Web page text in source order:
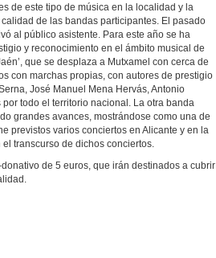
de este tipo de música en la localidad y la
de las bandas participantes. El pasado
al público asistente. Para este año se ha
y reconocimiento en el ámbito musical de
que se desplaza a Mutxamel con cerca de
con marchas propias, con autores de prestigio
José Manuel Mena Hervás, Antonio
todo el territorio nacional. La otra banda
grandes avances, mostrándose como una de
previstos varios conciertos en Alicante y en la
transcurso de dichos conciertos.
de 5 euros, que irán destinados a cubrir